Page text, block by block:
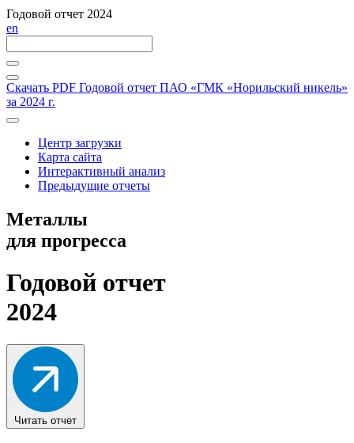
Годовой отчет 2024
en
Скачать PDF Годовой отчет ПАО «ГМК «Норильский никель»
за 2024 г.
Центр загрузки
Карта сайта
Интерактивный анализ
Предыдущие отчеты
Металлы
для прогресса
Годовой отчет
2024
Читать отчет